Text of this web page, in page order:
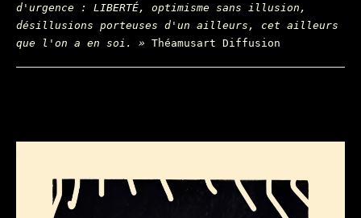
d'urgence : LIBERTÉ, optimisme sans illusion,
désillusions porteuses d'un ailleurs, cet ailleurs
que l'on a en soi. » Théamusart Diffusion